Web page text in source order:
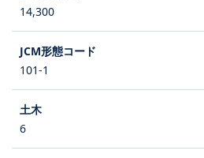
14,300
101-1
6